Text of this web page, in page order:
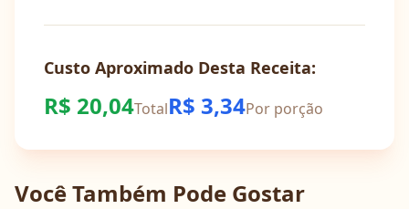
Custo Aproximado Desta Receita:
R$ 20,04TotalR$ 3,34Por porção
Você Também Pode Gostar